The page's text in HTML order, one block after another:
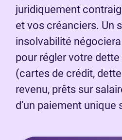
juridiquement
et vos créanciers. Un
insolvabilité
pour régler votre
(cartes de crédit,
revenu, prêts sur
d’un paiement unique